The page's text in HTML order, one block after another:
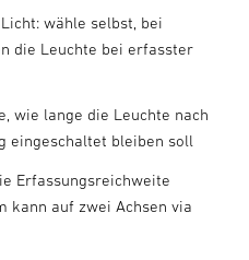
wähle selbst, bei
die Leuchte bei erfasster
wie lange die Leuchte nach
eingeschaltet bleiben soll
Erfassungsreichweite
kann auf zwei Achsen via